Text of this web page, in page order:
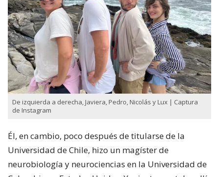
De izquierda a derecha, Javiera, Pedro, Nicolás y Lux | Captura
de Instagram
Él, en cambio, poco después de titularse de la
Universidad de Chile, hizo un magíster de
neurobiología y neurociencias en la Universidad de